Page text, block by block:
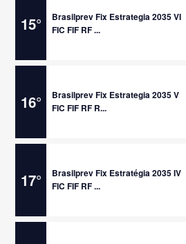
15°
Brasilprev Fix Estrategia 2035 VI
FIC FIF RF ...
16°
Brasilprev Fix Estrategia 2035 V
FIC FIF RF R...
17°
Brasilprev Fix Estratégia 2035 IV
FIC FIF RF ...